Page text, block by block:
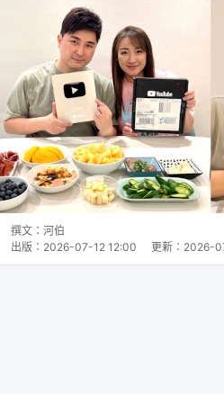
撰文： 河伯
出版： 2026-07-12 12:00 更新： 2026-